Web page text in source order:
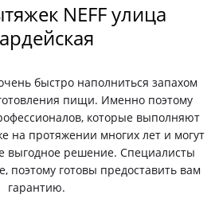
NEFF улица
быстро наполниться запахом
пищи. Именно поэтому
которые выполняют
на протяжении многих лет и могут
выгодное решение. Специалисты
поэтому готовы предоставить вам
гарантию.